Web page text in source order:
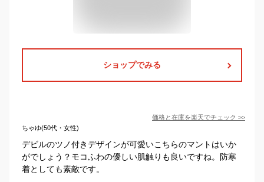
ショップでみる
価格と在庫を楽天でチェック >>
ちゃゆ(50代・女性)
デビルのツノ付きデザインが可愛いこちらのマントはいか
がでしょう？モコふわの優しい肌触りも良いですね。防寒
着としても素敵です。